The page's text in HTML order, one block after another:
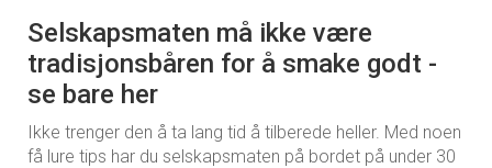
Selskapsmaten må ikke være
tradisjonsbåren for å smake godt -
se bare her
Ikke trenger den å ta lang tid å tilberede heller. Med noen
få lure tips har du selskapsmaten på bordet på under 30